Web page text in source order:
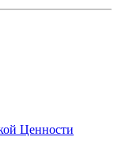
Ценности